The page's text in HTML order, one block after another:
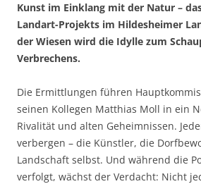
Kunst im Einklang mit der Natur –
Landart-Projekts im Hildesheimer
der Wiesen wird die Idylle zum
Verbrechens.
Die Ermittlungen führen
seinen Kollegen Matthias Moll in ein
Rivalität und alten Geheimnissen.
verbergen – die Künstler, die
Landschaft selbst. Und während die
verfolgt, wächst der Verdacht: Nicht